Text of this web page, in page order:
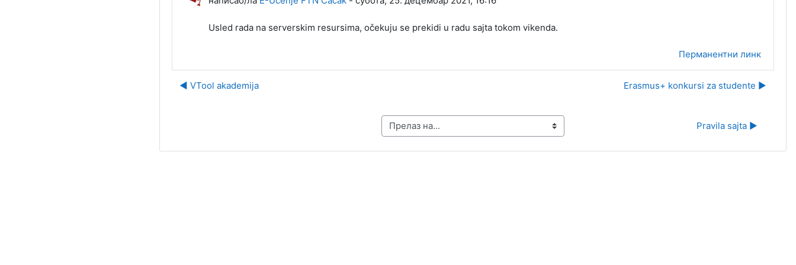
Usled rada na serverskim resursima, očekuju se prekidi u radu sajta tokom vikenda.
Перманентни линк
◀︎ VTool akademija Erasmus+ konkursi za studente ▶︎
Прелаз на... Pravila sajta ▶︎